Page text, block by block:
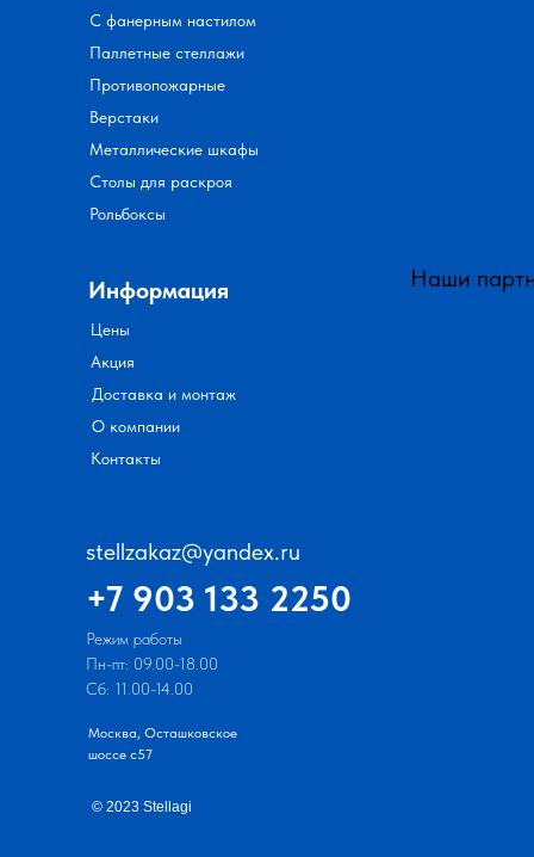
© 2023 Stellagi
Информация
Цены
Акция
Доставка и монтаж
О компании
Контакты
Режим работы
Пн-пт: 09.00-18.00
Сб: 11.00-14.00
stellzakaz@yandex.ru
+7 903 133 2250
Москва, Осташковское
шоссе с57
С фанерным настилом
Паллетные стеллажи
Противопожарные
Верстаки
Металлические шкафы
Столы для раскроя
Рольбоксы
Наши